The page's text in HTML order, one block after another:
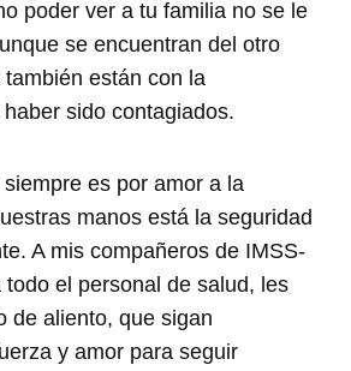
poder ver a tu familia no se le
se encuentran del otro
también están con la
sido contagiados.
es por amor a la
manos está la seguridad
A mis compañeros de IMSS-
todo el personal de salud, les
de aliento, que sigan
y amor para seguir